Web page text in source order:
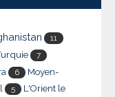
11
7
6
Moyen-
5
L'Orient le